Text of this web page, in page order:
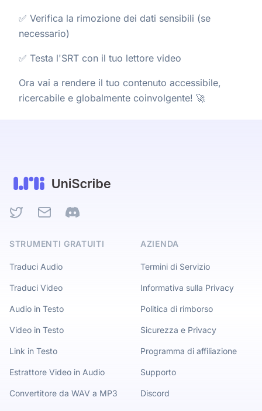
✅ Verifica la rimozione dei dati sensibili (se
necessario)
✅ Testa l'SRT con il tuo lettore video
Ora vai a rendere il tuo contenuto accessibile,
ricercabile e globalmente coinvolgente! 🚀
TwitterEmail Discord
STRUMENTI GRATUITI
Traduci Audio
Traduci Video
Audio in Testo
Video in Testo
Link in Testo
Estrattore Video in Audio
Convertitore da WAV a MP3
AZIENDA
Termini di Servizio
Informativa sulla Privacy
Politica di rimborso
Sicurezza e Privacy
Programma di affiliazione
Supporto
Discord